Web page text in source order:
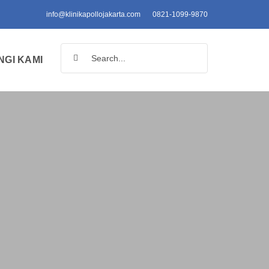
info@klinikapollojakarta.com 0821-1099-9870
KAMI